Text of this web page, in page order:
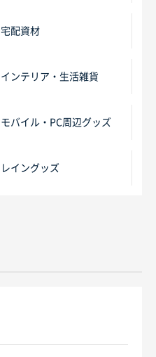
宅配資材
インテリア・生活雑貨
モバイル・PC周辺グッズ
レイングッズ